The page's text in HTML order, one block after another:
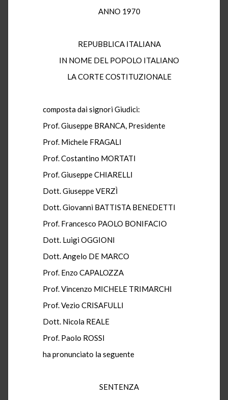
ANNO 1970
REPUBBLICA ITALIANA
IN NOME DEL POPOLO ITALIANO
LA CORTE COSTITUZIONALE
composta dai signori Giudici:
Prof. Giuseppe BRANCA, Presidente
Prof. Michele FRAGALI
Prof. Costantino MORTATI
Prof. Giuseppe CHIARELLI
Dott. Giuseppe VERZÌ
Dott. Giovanni BATTISTA BENEDETTI
Prof. Francesco PAOLO BONIFACIO
Dott. Luigi OGGIONI
Dott. Angelo DE MARCO
Prof. Enzo CAPALOZZA
Prof. Vincenzo MICHELE TRIMARCHI
Prof. Vezio CRISAFULLI
Dott. Nicola REALE
Prof. Paolo ROSSI
ha pronunciato la seguente
SENTENZA